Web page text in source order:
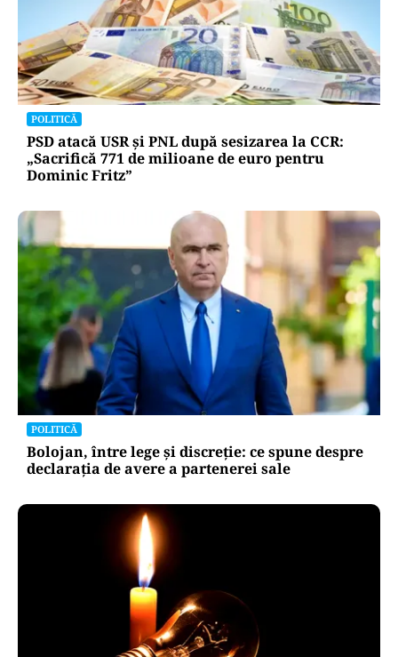
POLITICĂ
PSD atacă USR și PNL după sesizarea la CCR:
„Sacrifică 771 de milioane de euro pentru
Dominic Fritz”
POLITICĂ
Bolojan, între lege și discreție: ce spune despre
declarația de avere a partenerei sale